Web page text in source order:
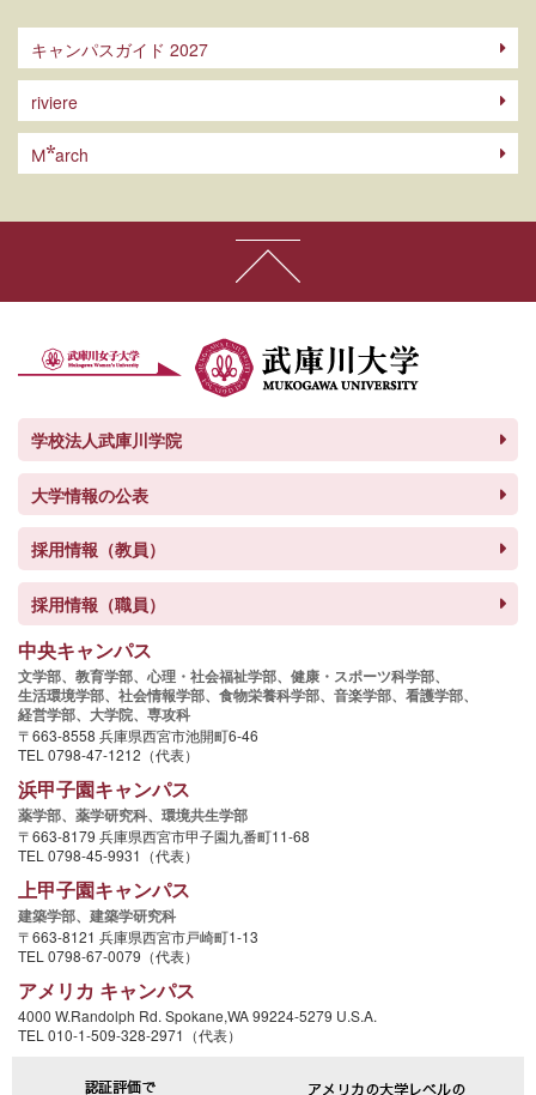
キャンパスガイド 2027
riviere
M arch
学校法人武庫川学院
大学情報の公表
採用情報（教員）
採用情報（職員）
中央キャンパス
文学部、 教育学部、 心理・社会福祉学部、 健康・スポーツ科学部、
生活環境学部、 社会情報学部、 食物栄養科学部、 音楽学部、 看護学部、
経営学部、 大学院、 専攻科
〒663-8558 兵庫県西宮市池開町6-46
TEL 0798-47-1212（代表）
浜甲子園キャンパス
薬学部、 薬学研究科、 環境共生学部
〒663-8179 兵庫県西宮市甲子園九番町11-68
TEL 0798-45-9931（代表）
上甲子園キャンパス
建築学部、 建築学研究科
〒663-8121 兵庫県西宮市戸崎町1-13
TEL 0798-67-0079（代表）
アメリカ キャンパス
4000 W.Randolph Rd. Spokane,WA 99224-5279 U.S.A.
TEL 010-1-509-328-2971（代表）